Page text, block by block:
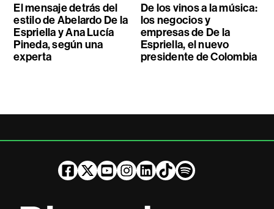
El mensaje detrás del
estilo de Abelardo De la
Espriella y Ana Lucía
Pineda, según una
experta
De los vinos a la música:
los negocios y
empresas de De la
Espriella, el nuevo
presidente de Colombia